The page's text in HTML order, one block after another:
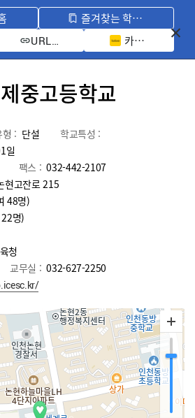
즐겨찾는 학교 모아보기
URL 복사 카카오톡 공유
중고등학교
형 : 단설
학교특성 :
일
팩스 : 032-442-2107
현고잔로 215
48명)
22명)
청
교무실 : 032-627-2250